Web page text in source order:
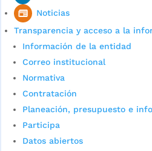
Noticias
Transparencia y acceso a la
Información de la entidad
Correo institucional
Normativa
Contratación
Planeación, presupuesto e
Participa
Datos abiertos
Alcaldía de
Sede principal